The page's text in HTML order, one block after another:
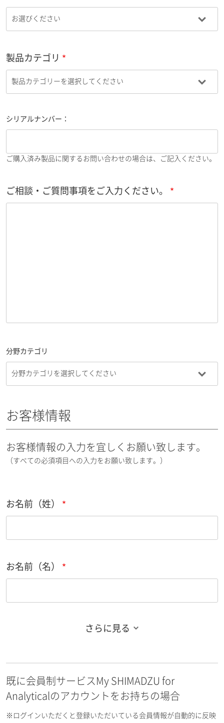
製品カテゴリ
シリアルナンバー：
ご購入済み製品に関するお問い合わせの場合は、ご記入ください。
ご相談・ご質問事項をご入力ください。
分野カテゴリ
お客様情報
お客様情報の入力を宜しくお願い致します。
（すべての必須項目への入力をお願い致します。）
お名前（姓）
お名前（名）
お名前フリガナ（名）
さらに見る
既に会員制サービスMy SHIMADZU for
Analyticalのアカウントをお持ちの場合
※ログインいただくと登録いただいている会員情報が自動的に反映